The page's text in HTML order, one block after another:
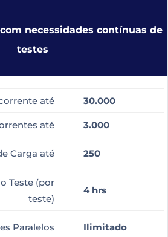
necessidades contínuas de
testes
até 30.000
até 3.000
Carga até 250
Teste (por
teste)
4 hrs
Paralelos Ilimitado